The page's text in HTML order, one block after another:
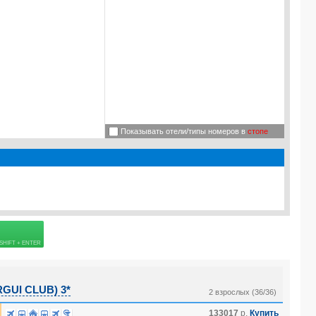
Показывать отели/типы номеров в стопе
CLUB) 3* 2 взрослых (36/36)
133017 р. Купить